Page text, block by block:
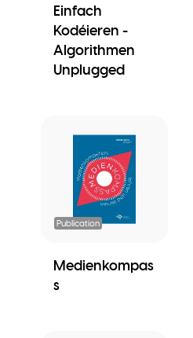
Einfach
Kodéieren -
Algorithmen
Unplugged
Publication
Medienkompas
s